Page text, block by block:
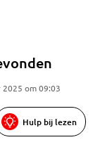
om 09:03
Hulp bij lezen